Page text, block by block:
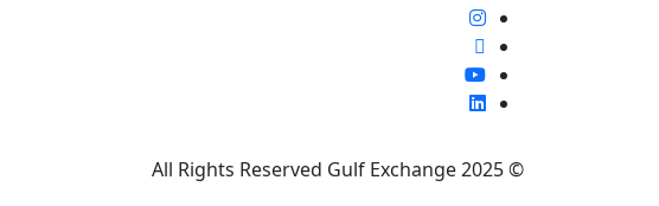
© 2025 All Rights Reserved Gulf Exchange